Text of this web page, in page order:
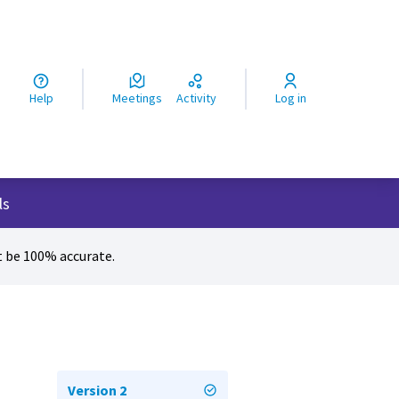
Help Meetings Activity Log in
100% accurate.
Version 2